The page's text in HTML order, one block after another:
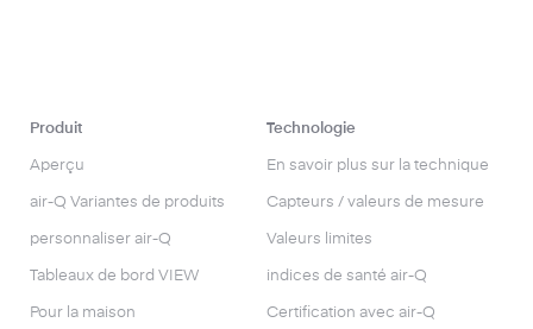
Produit
Aperçu
air-Q Variantes de produits
personnaliser air-Q
Tableaux de bord VIEW
Pour la maison
Technologie
En savoir plus sur la technique
Capteurs / valeurs de mesure
Valeurs limites
indices de santé air-Q
Certification avec air-Q